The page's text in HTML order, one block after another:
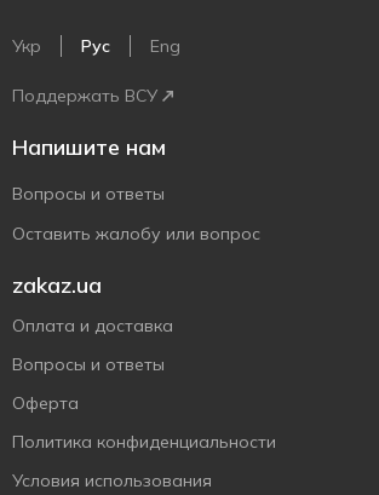
Укр Рус Eng
Поддержать ВСУ
Напишите нам
Вопросы и ответы
Оставить жалобу или вопрос
zakaz.ua
Оплата и доставка
Вопросы и ответы
Оферта
Политика конфиденциальности
Условия использования